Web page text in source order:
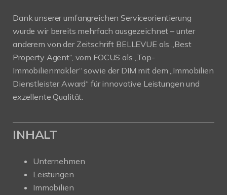
Dank unserer umfangreichen Serviceorientierung
wurde wir bereits mehrfach ausgezeichnet – unter
anderem von der Zeitschrift BELLEVUE als „Best
Property Agent“, vom FOCUS als „Top-
Immobilienmakler“ sowie der DIM mit dem „Immobilien
Dienstleister Award“ für innovative Leistungen und
exzellente Qualität.
INHALT
Unternehmen
Leistungen
Immobilien